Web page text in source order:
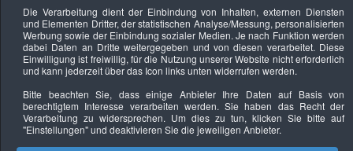
Keine Termine
Datenschutzerklärung Urheberrechtsnachweise Nachhaltigkeit
Copyright © 2026. Bundesverband Deutscher
Sachverständiger und Fachgutachter e.V..
Die Verarbeitung dient der Einbindung von Inhalten, externen Diensten
und Elementen Dritter, der statistischen Analyse/Messung, personalisierten
Werbung sowie der Einbindung sozialer Medien. Je nach Funktion werden
dabei Daten an Dritte weitergegeben und von diesen verarbeitet. Diese
Einwilligung ist freiwillig, für die Nutzung unserer Website nicht erforderlich
und kann jederzeit über das Icon links unten widerrufen werden.
Bitte beachten Sie, dass einige Anbieter Ihre Daten auf Basis von
berechtigtem Interesse verarbeiten werden. Sie haben das Recht der
Verarbeitung zu widersprechen. Um dies zu tun, klicken Sie bitte auf
"Einstellungen"und deaktivieren Sie die jeweiligen Anbieter.